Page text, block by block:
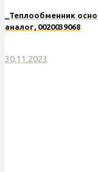
_Теплообменник
аналог, 0020039068
30.11.2023